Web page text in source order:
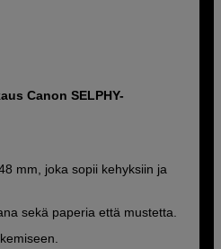
Canon SELPHY-
mm, joka sopii kehyksiin ja
sekä paperia että mustetta.